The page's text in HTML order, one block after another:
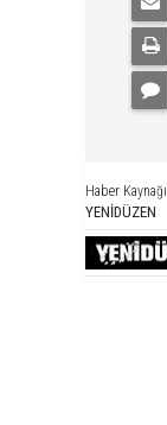
Haber Kaynağı
YENİDÜZEN